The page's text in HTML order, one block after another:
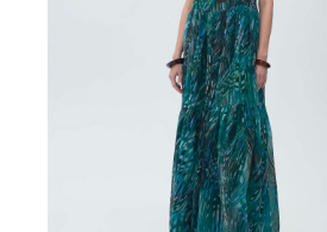
PINTEREST
+7 952 771 85 89
Мы онлайн с 9:00 до 19:00